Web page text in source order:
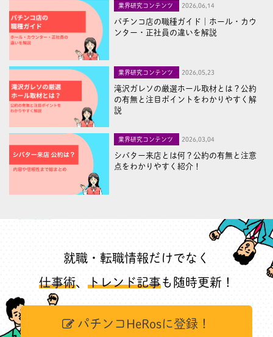
業界研究コンテンツ 2026,06,14
パチンコ店の職種ガイド｜ホール・カウ
ンター・正社員の違いを解説
業界研究コンテンツ 2026,05,23
滝沢ガレソの厳選ホール取材とは？公約
の有無と注目ポイントをわかりやすく解
説
業界研究コンテンツ 2026,03,04
シバター来店とは何？公約の有無と注意
点をわかりやすく紹介！
就職・転職情報だけでなく
仕事術、 トレンド記事も随時更新！
パチンコHeRosに登録！